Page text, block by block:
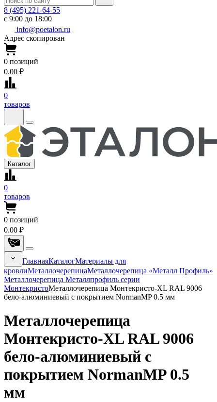
8 (495) 221-64-55
с 9:00 до 18:00
info@poetalon.ru
Адрес скопирован
0 позиций
0.00 ₽
0
товаров
Каталог
0
товаров
0 позиций
0.00 ₽
ГлавнаяКаталогМатериалы для
кровлиМеталлочерепицаМеталлочерепица «Металл Профиль»
Металлочерепица Металлпрофиль серии
МонтекристоМеталлочерепица Монтекристо-XL RAL 9006
бело-алюминиевый с покрытием NormanMP 0.5 мм
Металлочерепица
Монтекристо-XL RAL 9006
бело-алюминиевый с
покрытием NormanMP 0.5
мм